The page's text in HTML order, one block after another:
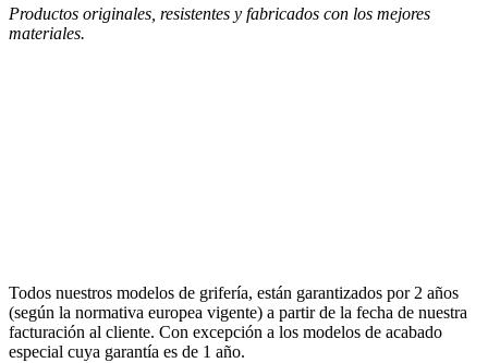
Productos originales, resistentes y fabricados con los mejores
materiales.
Todos nuestros modelos de grifería, están garantizados por 2 años
(según la normativa europea vigente) a partir de la fecha de nuestra
facturación al cliente. Con excepción a los modelos de acabado
especial cuya garantía es de 1 año.